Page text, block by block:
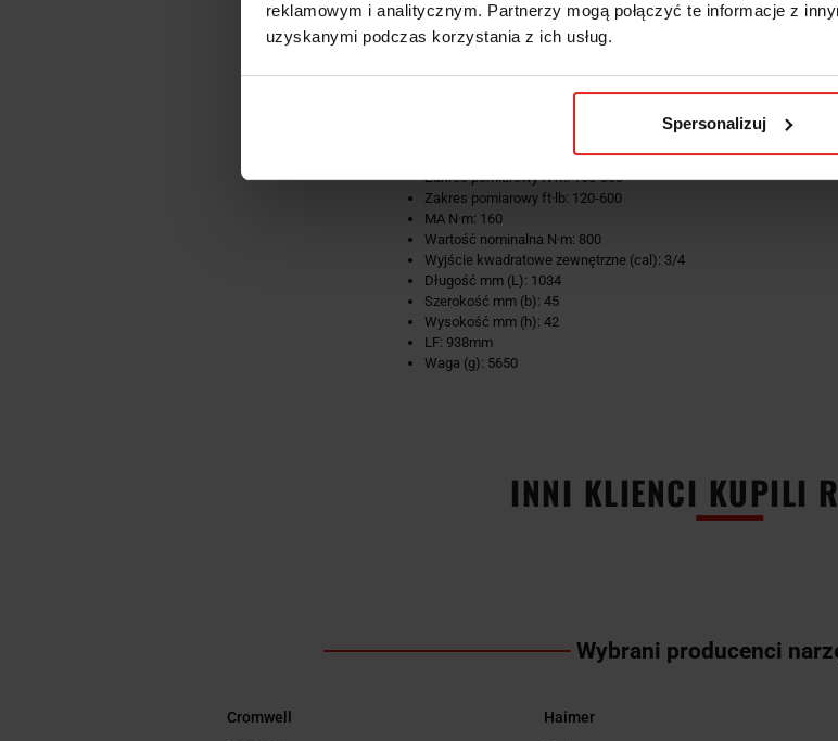
reklamowym i analitycznym. Partnerzy mogą połączyć te informacje z
uzyskanymi podczas korzystania z ich usług.
Spersonalizuj
Klucz dynamometryczny wyposażony jest w odporny na zużycie system
sprężynami śrubowymi, elastyczny pręt nie jest wstępnie naprężony w
Szybka regulacja z zewnątrz, nie wymaga demontażu klucza
Zakres pomiarowy N·m: 160-800
Zakres pomiarowy ft·lb: 120-600
MA N·m: 160
Wartość nominalna N·m: 800
Wyjście kwadratowe zewnętrzne (cal): 3/4
Długość mm (L): 1034
Szerokość mm (b): 45
Wysokość mm (h): 42
LF: 938mm
Waga (g): 5650
INNI KLIENCI KUPILI
Wybrani producenci
Cromwell
Haimer